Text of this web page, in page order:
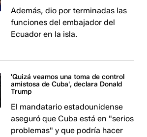
Además, dio por terminadas las
funciones del embajador del
Ecuador en la isla.
'Quizá veamos una toma de control
amistosa de Cuba', declara Donald
Trump
El mandatario estadounidense
aseguró que Cuba está en "serios
problemas" y que podría hacer